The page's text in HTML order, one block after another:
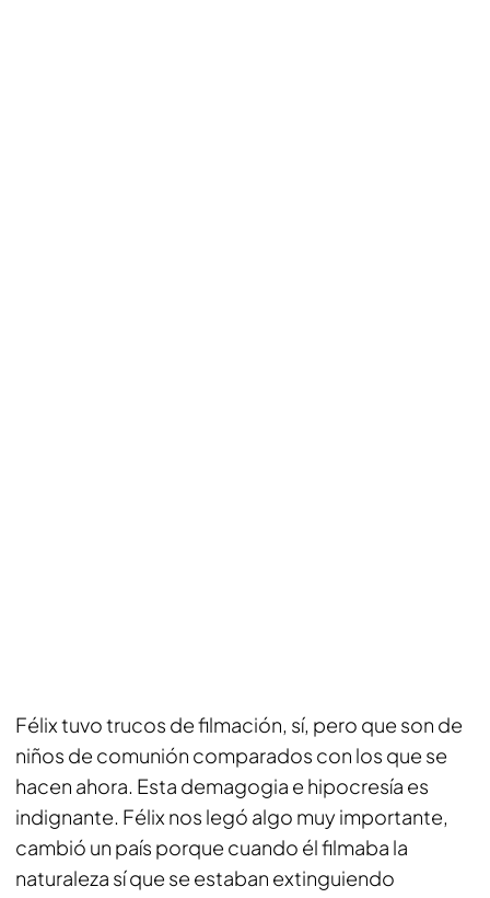
Félix tuvo trucos de filmación, sí, pero que son de
niños de comunión comparados con los que se
hacen ahora. Esta demagogia e hipocresía es
indignante. Félix nos legó algo muy importante,
cambió un país porque cuando él filmaba la
naturaleza sí que se estaban extinguiendo